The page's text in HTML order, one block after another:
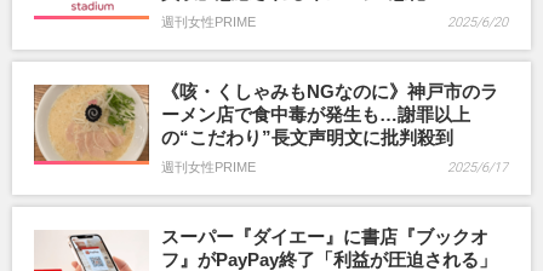
週刊女性PRIME 2025/6/20
《咳・くしゃみもNGなのに》神戸市のラ
ーメン店で食中毒が発生も…謝罪以上
の“こだわり”長文声明文に批判殺到
週刊女性PRIME 2025/6/17
スーパー『ダイエー』に書店『ブックオ
フ』がPayPay終了「利益が圧迫される」